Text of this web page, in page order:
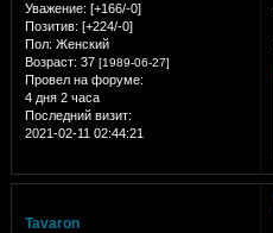
Уважение: [+166/-0]
Позитив: [+224/-0]
Пол: Женский
Возраст: 37 [1989-06-27]
Провел на форуме:
4 дня 2 часа
Последний визит:
2021-02-11 02:44:21
Tavaron